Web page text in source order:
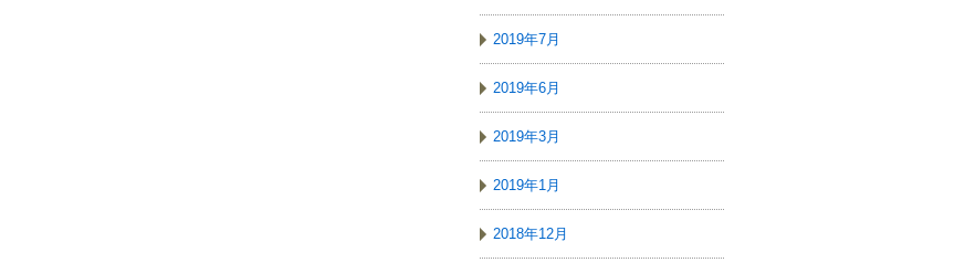
2019年7月
2019年6月
2019年3月
2019年1月
2018年12月